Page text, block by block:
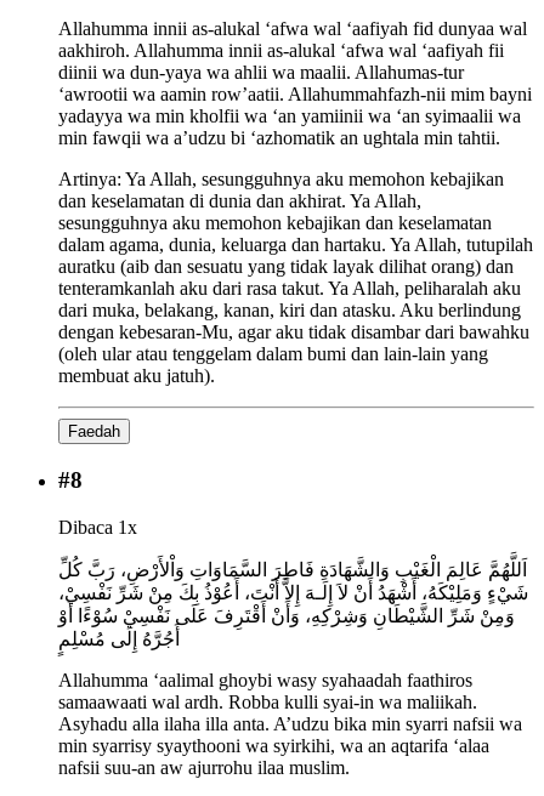
Allahumma innii as-alukal ‘afwa wal ‘aafiyah fid dunyaa wal
aakhiroh. Allahumma innii as-alukal ‘afwa wal ‘aafiyah fii
diinii wa dun-yaya wa ahlii wa maalii. Allahumas-tur
‘awrootii wa aamin row’aatii. Allahummahfazh-nii mim bayni
yadayya wa min kholfii wa ‘an yamiinii wa ‘an syimaalii wa
min fawqii wa a’udzu bi ‘azhomatik an ughtala min tahtii.
Artinya: Ya Allah, sesungguhnya aku memohon kebajikan
dan keselamatan di dunia dan akhirat. Ya Allah,
sesungguhnya aku memohon kebajikan dan keselamatan
dalam agama, dunia, keluarga dan hartaku. Ya Allah, tutupilah
auratku (aib dan sesuatu yang tidak layak dilihat orang) dan
tenteramkanlah aku dari rasa takut. Ya Allah, peliharalah aku
dari muka, belakang, kanan, kiri dan atasku. Aku berlindung
dengan kebesaran-Mu, agar aku tidak disambar dari bawahku
(oleh ular atau tenggelam dalam bumi dan lain-lain yang
membuat aku jatuh).
Faedah
#8
Dibaca 1x
اَللَّهُمَّ عَالِمَ الْغَيْبِ وَالشَّهَادَةِ فَاطِرَ السَّمَاوَاتِ وَاْلأَرْضِ، رَبَّ كُلِّ
شَيْءٍ وَمَلِيْكَهُ، أَشْهَدُ أَنْ لاَ إِلَـهَ إِلاَّ أَنْتَ، أَعُوْذُ بِكَ مِنْ شَرِّ نَفْسِيْ،
وَمِنْ شَرِّ الشَّيْطَانِ وَشِرْكِهِ، وَأَنْ أَقْتَرِفَ عَلَى نَفْسِيْ سُوْءًا أَوْ
أَجُرَّهُ إِلَى مُسْلِمٍ
Allahumma ‘aalimal ghoybi wasy syahaadah faathiros
samaawaati wal ardh. Robba kulli syai-in wa maliikah.
Asyhadu alla ilaha illa anta. A’udzu bika min syarri nafsii wa
min syarrisy syaythooni wa syirkihi, wa an aqtarifa ‘alaa
nafsii suu-an aw ajurrohu ilaa muslim.